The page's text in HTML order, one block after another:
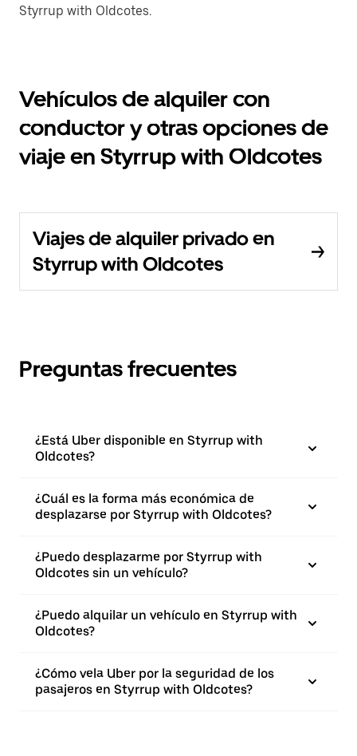
Styrrup with Oldcotes.
Vehículos de alquiler con
conductor y otras opciones de
viaje en Styrrup with Oldcotes
Viajes de alquiler privado en
Styrrup with Oldcotes
Preguntas frecuentes
¿Está Uber disponible en Styrrup with
Oldcotes?
¿Cuál es la forma más económica de
desplazarse por Styrrup with Oldcotes?
¿Puedo desplazarme por Styrrup with
Oldcotes sin un vehículo?
¿Puedo alquilar un vehículo en Styrrup with
Oldcotes?
¿Cómo vela Uber por la seguridad de los
pasajeros en Styrrup with Oldcotes?